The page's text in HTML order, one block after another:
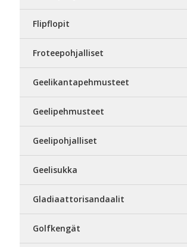
Flipflopit
Froteepohjalliset
Geelikantapehmusteet
Geelipehmusteet
Geelipohjalliset
Geelisukka
Gladiaattorisandaalit
Golfkengät